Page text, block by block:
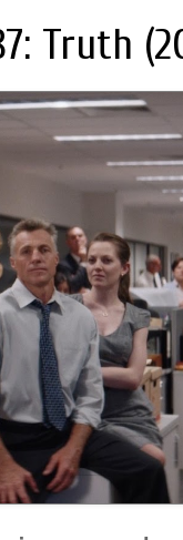
Truth